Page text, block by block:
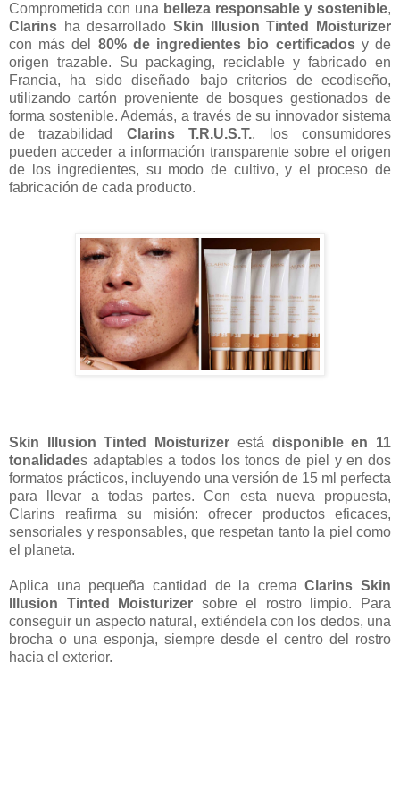
Comprometida con una belleza responsable y sostenible,
Clarins ha desarrollado Skin Illusion Tinted Moisturizer
con más del
80% de ingredientes bio certificados y de
origen trazable. Su packaging, reciclable y fabricado en
Francia, ha sido diseñado bajo criterios de ecodiseño,
utilizando cartón proveniente de bosques gestionados de
forma sostenible. Además, a través de su innovador sistema
de trazabilidad Clarins T.R.U.S.T., los consumidores
pueden acceder a información transparente sobre el origen
de los ingredientes, su modo de cultivo, y el proceso de
fabricación de cada producto.
Skin Illusion Tinted Moisturizer está disponible en 11
tonalidades adaptables a todos los tonos de piel y en dos
formatos prácticos, incluyendo una versión de 15 ml perfecta
para llevar a todas partes. Con esta nueva propuesta,
Clarins reafirma su misión: ofrecer productos eficaces,
sensoriales y responsables, que respetan tanto la piel como
el planeta.
Aplica una pequeña cantidad de la cremaClarins Skin
Illusion Tinted Moisturizer sobre el rostro limpio. Para
conseguir un aspecto natural, extiéndela con los dedos, una
brocha o una esponja, siempre desde el centro del rostro
hacia el exterior.